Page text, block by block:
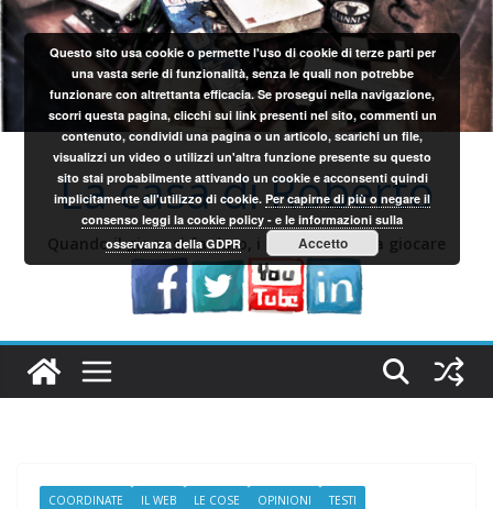
Salta
al
contenuto
La casa di Roberto
Quando il gioco si fa duro, i sardi iniziano a giocare
COORDINATE IL WEB LE COSE OPINIONI TESTI
Questo sito usa cookie o permette l'uso di cookie di terze parti per
una vasta serie di funzionalità, senza le quali non potrebbe
funzionare con altrettanta efficacia. Se prosegui nella navigazione,
scorri questa pagina, clicchi sui link presenti nel sito, commenti un
contenuto, condividi una pagina o un articolo, scarichi un file,
visualizzi un video o utilizzi un'altra funzione presente su questo
sito stai probabilmente attivando un cookie e acconsenti quindi
implicitamente all'utilizzo di cookie.Per capirne di più o negare il
consenso leggi la cookie policy - e le informazioni sulla
osservanza della GDPR
Accetto